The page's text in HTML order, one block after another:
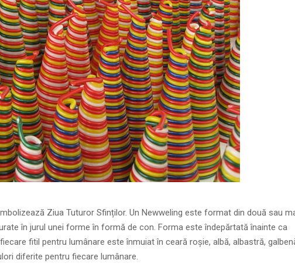
Ziua Tuturor Sfinților. Un Newweling este format din două sau
în jurul unei forme în formă de con. Forma este îndepărtată înainte ca
fitil pentru lumânare este înmuiat în ceară roșie, albă, albastră,
diferite pentru fiecare lumânare.